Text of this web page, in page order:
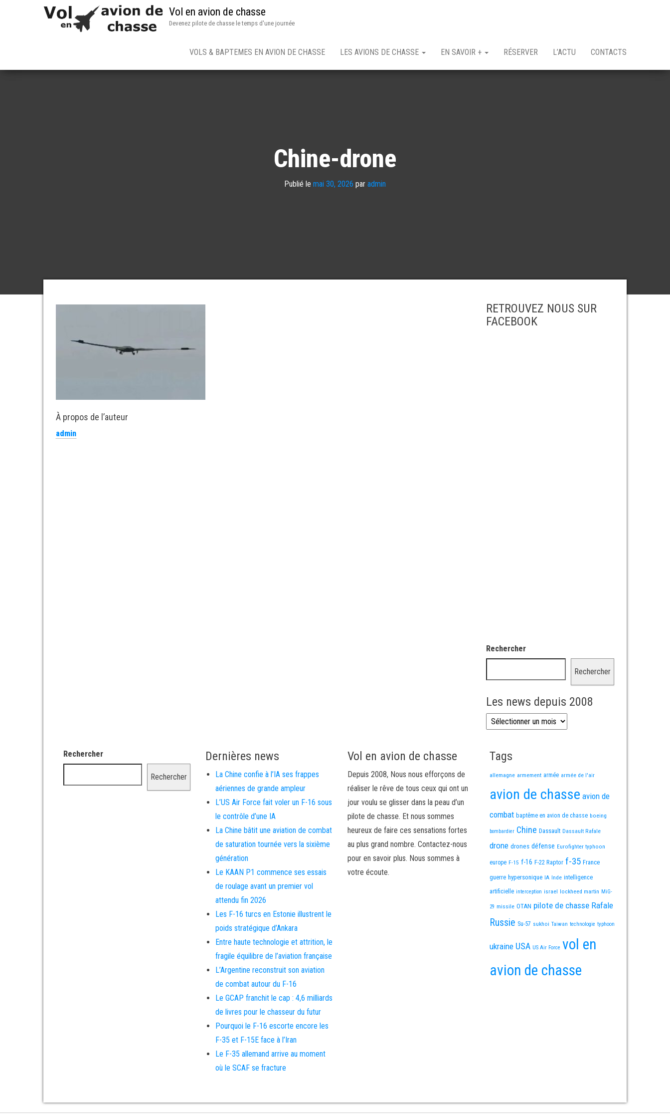
Vol en avion de chasse
Devenez pilote de chasse le temps d'une journée
VOLS & BAPTEMES EN AVION DE CHASSE LES AVIONS DE CHASSE EN SAVOIR + RÉSERVER L’ACTU CONTACTS
Chine-drone
Publié le mai 30, 2026 par admin
À propos de l’auteur
admin
RETROUVEZ NOUS SUR
FACEBOOK
Rechercher
Rechercher
Les news depuis 2008
Les news depuis 2008
Rechercher
Rechercher
Dernières news
La Chine confie à l’IA ses frappes
aériennes de grande ampleur
L’US Air Force fait voler un F-16 sous
le contrôle d’une IA
La Chine bâtit une aviation de combat
de saturation tournée vers la sixième
génération
Le KAAN P1 commence ses essais
de roulage avant un premier vol
attendu fin 2026
Les F-16 turcs en Estonie illustrent le
poids stratégique d’Ankara
Entre haute technologie et attrition, le
fragile équilibre de l’aviation française
L’Argentine reconstruit son aviation
de combat autour du F-16
Le GCAP franchit le cap : 4,6 milliards
de livres pour le chasseur du futur
Pourquoi le F-16 escorte encore les
F-35 et F-15E face à l’Iran
Le F-35 allemand arrive au moment
où le SCAF se fracture
Vol en avion de chasse
Depuis 2008, Nous nous efforçons de
réaliser le rêve de tous ceux qui ont un
jour voulu se glisser dans la peau d’un
pilote de chasse. Et nous sommes
heureux de faire ces sensations fortes
au plus grand nombre. Contactez-nous
pour en savoir plus. Nous sommes à
votre écoute.
Tags
allemagne armement armée armée de l'air
avion de chasse avion de
combat baptême en avion de chasse boeing
bombardier Chine Dassault Dassault Rafale
drone drones défense Eurofighter typhoon
europe F-15 f-16 F-22 Raptor f-35 France
guerre hypersonique IA Inde intelligence
artificielle interception israel lockheed martin MiG-
29 missile OTAN pilote de chasse Rafale
Russie Su-57 sukhoi Taiwan technologie typhoon
ukraine USA US Air Force vol en
avion de chasse